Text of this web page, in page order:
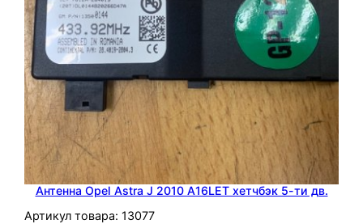
,
Л
е
в
.
Антенна Opel Astra J 2010 A16LET хетчбэк 5-ти дв.
Артикул товара: 13077